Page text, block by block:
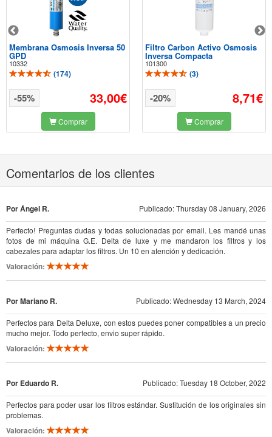
Membrana Osmosis Inversa 50
GPD
10332
(174)
33,00€
-55%
Comprar
Filtro Carbon Activo Osmosis
Inversa Compacta
101300
(3)
8,71€
-20%
Comprar
Comentarios de los clientes
Por Ángel R. Publicado: Thursday 08 January, 2026
Perfecto! Preguntas dudas y todas solucionadas por email. Les mandé unas
fotos de mi máquina G.E. Delta de luxe y me mandaron los filtros y los
cabezales para adaptar los filtros. Un 10 en atención y dedicación.
Valoración:
Por Mariano R. Publicado: Wednesday 13 March, 2024
Perfectos para Delta Deluxe, con estos puedes poner compatibles a un precio
mucho mejor. Todo perfecto, envio super rápido.
Valoración:
Por Eduardo R. Publicado: Tuesday 18 October, 2022
Perfectos para poder usar los filtros estándar. Sustitución de los originales sin
problemas.
Valoración: